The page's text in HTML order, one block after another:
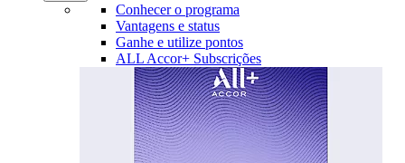
Conhecer o programa
Vantagens e status
Ganhe e utilize pontos
ALL Accor+ Subscrições